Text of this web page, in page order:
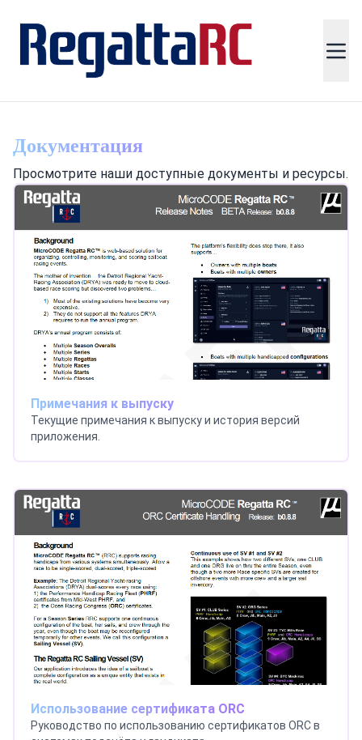
Документация
Просмотрите наши доступные документы и ресурсы.
Примечания к выпуску
Текущие примечания к выпуску и история версий
приложения.
Использование сертификата ORC
Руководство по использованию сертификатов ORC в